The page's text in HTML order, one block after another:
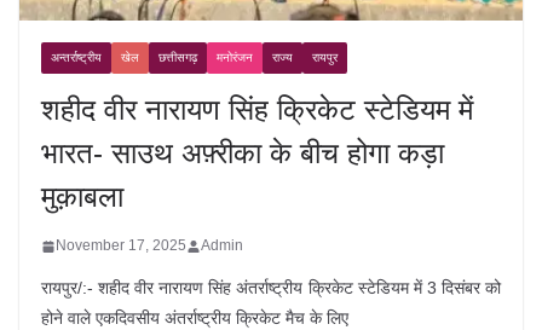
अन्तर्राष्ट्रीय खेल छत्तीसगढ़ मनोरंजन राज्य रायपुर
शहीद वीर नारायण सिंह क्रिकेट स्टेडियम में
भारत- साउथ अफ़्रीका के बीच होगा कड़ा
मुक़ाबला
November 17, 2025 Admin
रायपुर/:- शहीद वीर नारायण सिंह अंतर्राष्ट्रीय क्रिकेट स्टेडियम में 3 दिसंबर को
होने वाले एकदिवसीय अंतर्राष्ट्रीय क्रिकेट मैच के लिए